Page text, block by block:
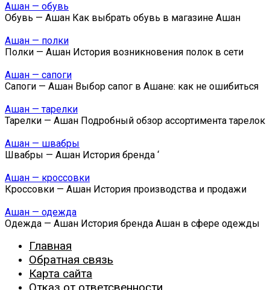
Ашан — обувь
Обувь — Ашан Как выбрать обувь в магазине Ашан
Ашан — полки
Полки — Ашан История возникновения полок в сети
Ашан — сапоги
Сапоги — Ашан Выбор сапог в Ашане: как не ошибиться
Ашан — тарелки
Тарелки — Ашан Подробный обзор ассортимента тарелок
Ашан — швабры
Швабры — Ашан История бренда ‘
Ашан — кроссовки
Кроссовки — Ашан История производства и продажи
Ашан — одежда
Одежда — Ашан История бренда Ашан в сфере одежды
Главная
Обратная связь
Карта сайта